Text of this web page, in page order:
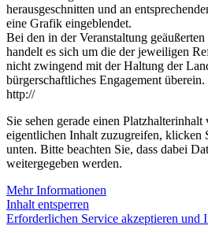
herausgeschnitten und an
eine Grafik eingeblendet.
Bei den in der Veranstaltung
handelt es sich um die der jeweiligen
nicht zwingend mit der Haltung der
bürgerschaftliches Engagement überein.
http://
Sie sehen gerade einen Platzhalterinhalt
eigentlichen Inhalt zuzugreifen, klicken
unten. Bitte beachten Sie, dass dabei
weitergegeben werden.
Mehr Informationen
Inhalt entsperren
Erforderlichen Service akzeptieren und